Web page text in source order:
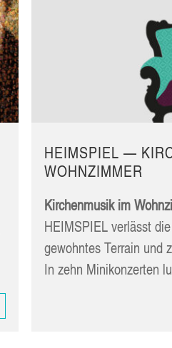
HEIM­SPIEL —
WOHNZIMMER
Kir­chen­mu­sik im
HEIM­SPIEL ver­lässt
gewohn­tes Ter­rain und
In zehn Mini­kon­zer­ten